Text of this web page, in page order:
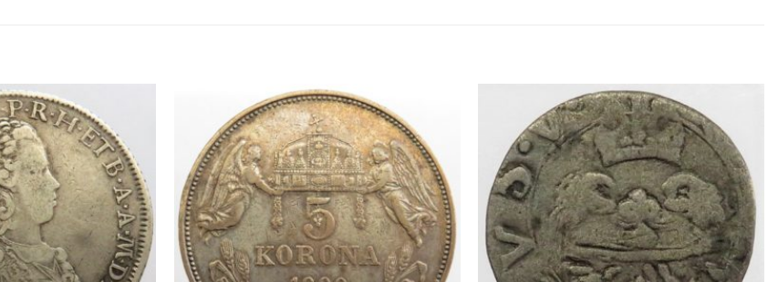
Aggiungi
a lista
dei
desideri
Aggiungi
a lista
dei
desideri
Aggiungi
a lista
dei
desideri